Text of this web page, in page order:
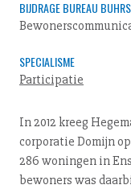
BIJDRAGE BUREAU BUHRS
SPECIALISME
Participatie
In 2012 kreeg
cor­po­ra­tie Domijn
286 woningen in
bewoners was